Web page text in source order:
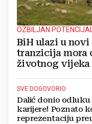
OZBILJAN
BiH ulazi u novi
tranzicija mora
životnog
SVE DOGOVORIO
Dalić donio
karijere! Poznato
reprezentaciju